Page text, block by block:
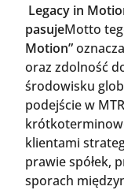
Legacy in
pasujeMotto
Motion”
oraz zdolność
środowisku
podejście w
klientami
prawie spółek,
sporach